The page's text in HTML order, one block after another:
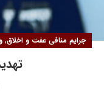
جرایم منافی عفت و اخلاق,